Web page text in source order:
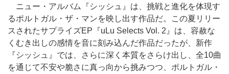
ニュー・アルバム『シッシュ』は、挑戦と進化を体現す
るポルトガル・ザ・マンを映し出す作品だ。この夏リリー
スされたサプライズEP『uLu Selects Vol. 2』は、容赦な
くむき出しの感情を音に刻み込んだ作品だったが、新作
『シッシュ』では、さらに深く本質をさらけ出し、全10曲
を通じて不安や脆さに真っ向から挑みつつ、ポルトガル・